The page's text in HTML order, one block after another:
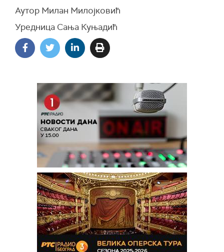
Аутор Милан Милојковић
Уредница Сања Куњадић